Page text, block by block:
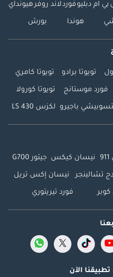
بي ام دبليوفوردلاند روفرهيونداي
هوندا بورش
تويوتا برادو تويوتا كامري
فورد موستانج تويوتا كورولا
باجيرو لكزس LS 430
نيسان كيكس جيتور G700
تشالينجر نيسان إكس تريل
كوبر فورد تيريتوري
الآن